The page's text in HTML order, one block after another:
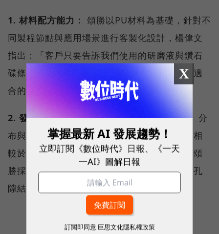
1. 材料配方能力： 頌勝以PU材料為基礎，針對不
同製程節點與應用場景進行客製化設計，楊偉文
指出：「客戶只要告訴我們使用的研磨液與鑽石
碟條件，我們可以從既有資料庫中快速調整出適
合的配方。」
2. 發泡與製程技術：研磨墊內部孔洞的大小、分
布與均勻性，會直接影響研磨效率與穩定性；相
較於部分競爭對手採用先發泡再切片的方式，頌
勝採用單片成形的發泡製程，並透過氣體控制孔
隙結構。
X
掌握最新 AI 發展趨勢！
立即訂閱《數位時代》日報、《一天
一AI》圖解日報
訂閱即同意 巨思文化隱私權政策